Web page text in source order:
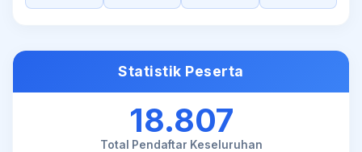
Statistik Peserta
18.807
Total Pendaftar Keseluruhan